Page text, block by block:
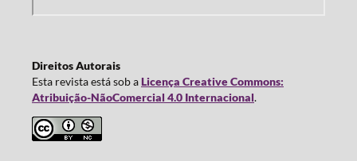
Direitos Autorais
Esta revista está sob aLicença Creative Commons:
Atribuição-NãoComercial 4.0 Internacional.